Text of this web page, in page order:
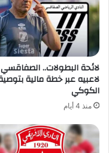
لائحة البطولات..
لاعبيه عبر خطة مالية
الكوكي
منذ 4 أيام